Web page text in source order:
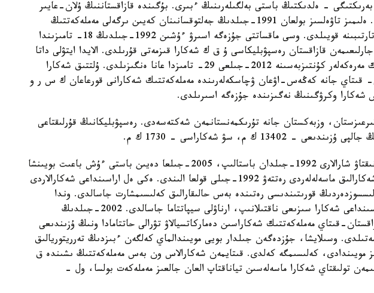
- ەلدىكتىڭ باستى بەلگىلەرىنىڭ ءبىرى. بۇگىندە قازاقستاننىڭ ۇلان-عايىر
شەكاراسى شەگەندەلگەن. ەلىمىز تاۋەلسىز بولعان 1991-جىلدىڭ جەلتوقسانىنان كەيىن ىرگەلى مەملەكەتتىڭ
شەكاراسىن كۇزەتۋ كۇن تارتىبىنە قويىلدى. وسى ماقساتتى جۇزەگە اسىرۋ ءۇشىن 1992-جىلدىڭ 18- تامىزىندا
جارلىعىمەن قازاقستان رەسپۋبليكاسى ۇ ق ك شەكارا قىزمەتى قۇرىلدى. الايدا ايتۋلى داتا
قازاقستاننىڭ مەملەكەتتىك مەرەكەلەر كۇنتىزبەسىنە 2012-جىلعى 29- تامىزدا عانا ەنگىزىلدى. ۇلتتىق شەكارا
قىتاي جانە كەڭەس-اۋعان ۋچاسكەلەرىندە مەملەكەتتىك شەكارانى قورعاعان ك س ر و
شەكارا وكرۋگىنىڭ نەگىزىندە جۇزەگە اسىرىلدى.
وزبەكستان جانە تۇرىكمەنستانمەن شەكتەسەدى. رەسپۋبليكانىڭ قۇرلىقتاعى
13402 ك م، سۋ شەكاراسى - 1730 ك م.
مەملەكەتتىك شەكارانى انىقتاۋ شارالارى 1992-جىلدان باستالىپ، 2005-جىلعا دەيىن باستى ءۇش باعىت بويىنشا
جۇرگىزىلدى. قىتايمەن شەكارالىق ماسەلەلەردى رەتتەۋ 1992-جىلى قولعا الىندى. ەكى ەل اراسىنداعى شەكارالاردى
قورىتىندىسى رەتىندە بەس حالىقارالىق كەلىسىمشارت جاسالدى. وندا
قازاقستان مەن قىتاي اراسىنداعى شەكارا سىزىعى ناقتىلانىپ، ارناۋلى سيپاتتاما جاسالدى. 2002-جىلدىڭ
قىتاي مەملەكەتتىك شەكاراسىن دەماركاتسيالاۋ تۋرالى حاتتامادا ونىڭ ۇزىندىعى
وسىلايشا، جۇزدەگەن جىلدار بويى مويىندالماي كەلگەن ءبىزدىڭ تەرريتوريالىق
مويىندادى، كەلىسىمگە كەلدى. قىتايمەن شەكارالاس ون بەس مەملەكەتتىڭ ىشىندە ق
تولىقتاي شەكارا ماسەلەسىن تياناقتاپ العان جالعىز مەملەكەت بولسا، ول -